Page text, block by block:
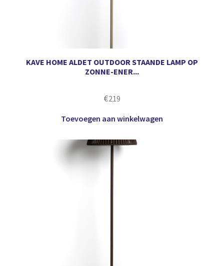
KAVE HOME ALDET OUTDOOR STAANDE LAMP OP
ZONNE-ENER...
€219
Toevoegen aan winkelwagen